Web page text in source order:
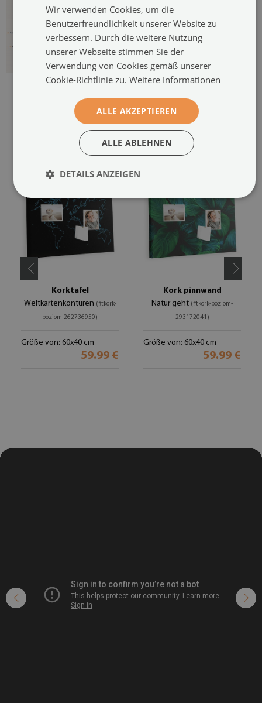
EMPFOHLENE PRODUKTE
Korktafel
Weltkartenkonturen (#tkork-
poziom-262736950)
Größe von: 60x40 cm
59.99 €
Kork pinnwand
Natur geht (#tkork-poziom-
293172041)
Größe von: 60x40 cm
59.99 €
Wir verwenden Cookies, um die
Benutzerfreundlichkeit unserer Website zu
verbessern. Durch die weitere Nutzung
unserer Webseite stimmen Sie der
Verwendung von Cookies gemäß unserer
Cookie-Richtlinie zu. Weitere Informationen
ALLE AKZEPTIEREN
ALLE ABLEHNEN
DETAILS ANZEIGEN